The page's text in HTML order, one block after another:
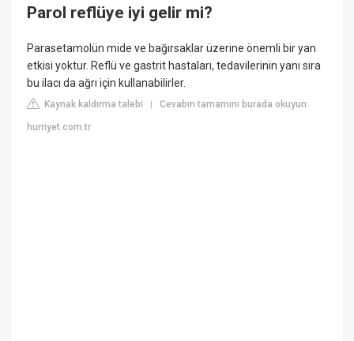
Parol reflüye iyi gelir mi?
Parasetamolün mide ve bağırsaklar üzerine önemli bir yan
etkisi yoktur. Reflü ve gastrit hastaları, tedavilerinin yanı sıra
bu ilacı da ağrı için kullanabilirler.
Kaynak kaldırma talebi |Cevabın tamamını burada okuyun:
hurriyet.com.tr